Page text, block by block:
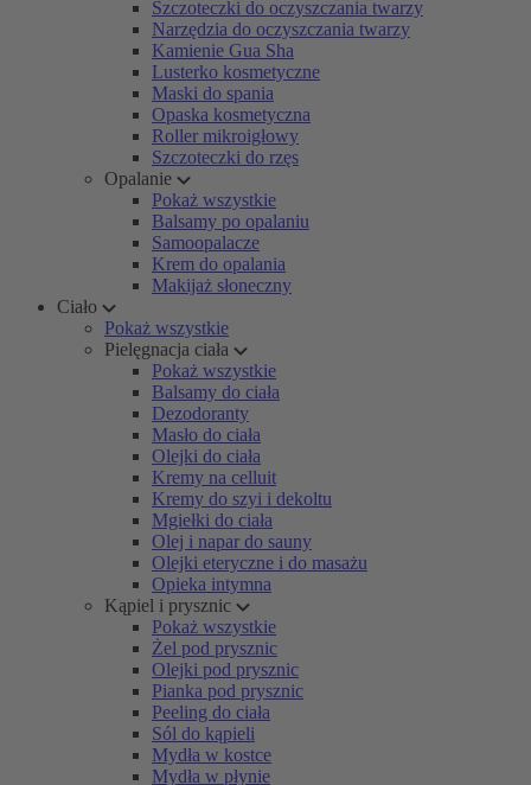
Szczoteczki do oczyszczania twarzy
Narzędzia do oczyszczania twarzy
Kamienie Gua Sha
Lusterko kosmetyczne
Maski do spania
Opaska kosmetyczna
Roller mikroigłowy
Szczoteczki do rzęs
Opalanie
Pokaż wszystkie
Balsamy po opalaniu
Samoopalacze
Krem do opalania
Makijaż słoneczny
Ciało
Pokaż wszystkie
Pielęgnacja ciała
Pokaż wszystkie
Balsamy do ciała
Dezodoranty
Masło do ciała
Olejki do ciała
Kremy na celluit
Kremy do szyi i dekoltu
Mgiełki do ciała
Olej i napar do sauny
Olejki eteryczne i do masażu
Opieka intymna
Kąpiel i prysznic
Pokaż wszystkie
Żel pod prysznic
Olejki pod prysznic
Pianka pod prysznic
Peeling do ciała
Sól do kąpieli
Mydła w kostce
Mydła w płynie